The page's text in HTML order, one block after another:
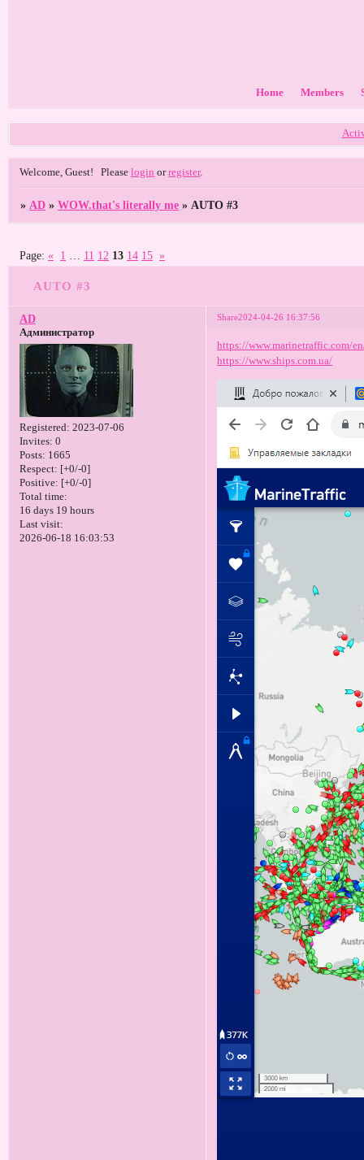
Home Members
Welcome, Guest! Pleaselogin orregister.
»AD »WOW.that's literally me »AUTO #3
AUTO #3
Page:« 1 11 12 13 14 15 »
Share2024-04-26 16:37:56
AD
Администратор
Registered: 2023-07-06
Invites: 0
Posts: 1665
Respect: [+0/-0]
Positive: [+0/-0]
Total time:
16 days 19 hours
Last visit:
2026-06-18 16:03:53
https://www.marinetraffic.com/
https://www.ships.com.ua/